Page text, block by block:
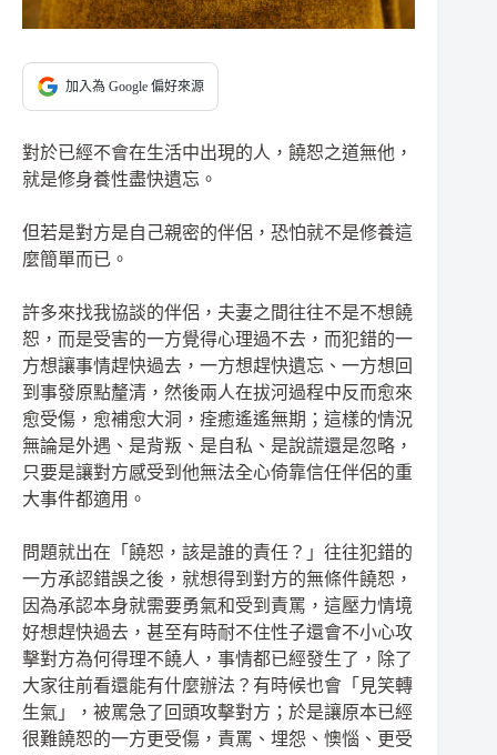
加入為 Google 偏好來源
對於已經不會在生活中出現的人，饒恕之道無他，
就是修身養性盡快遺忘。
但若是對方是自己親密的伴侶，恐怕就不是修養這
麼簡單而已。
許多來找我協談的伴侶，夫妻之間往往不是不想饒
恕，而是受害的一方覺得心理過不去，而犯錯的一
方想讓事情趕快過去，一方想趕快遺忘、一方想回
到事發原點釐清，然後兩人在拔河過程中反而愈來
愈受傷，愈補愈大洞，痊癒遙遙無期；這樣的情況
無論是外遇、是背叛、是自私、是說謊還是忽略，
只要是讓對方感受到他無法全心倚靠信任伴侶的重
大事件都適用。
問題就出在「饒恕，該是誰的責任？」往往犯錯的
一方承認錯誤之後，就想得到對方的無條件饒恕，
因為承認本身就需要勇氣和受到責罵，這壓力情境
好想趕快過去，甚至有時耐不住性子還會不小心攻
擊對方為何得理不饒人，事情都已經發生了，除了
大家往前看還能有什麼辦法？有時候也會「見笑轉
生氣」， 被罵急了 回頭攻擊對方；於是讓原本已經
很難饒恕的一方更受傷，責罵、埋怨、懊惱、更受